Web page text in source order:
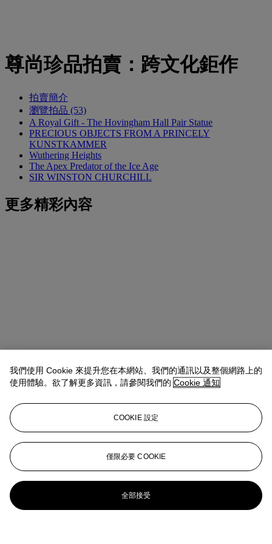
尊尚珍品拍賣：跨文化鉅作
拍賣簡介
瀏覽拍品 (53)
A Royal Gift - The Hovingham Hall Pair Statue
PRECIOUS OBJECTS FROM A PRINCELY
KUNSTKAMMER
Wuthering Heights
The Apex Predator of the Ice Age
SIR WINSTON CHURCHILL
更多精彩內容
我們使用 Cookie 來提升您在本網站、我們的通訊以及整個網路上的
使用體驗。欲了解更多資訊，請參閱我們的 Cookie 通知
COOKIE 設定
僅限必要 COOKIE
全部接受